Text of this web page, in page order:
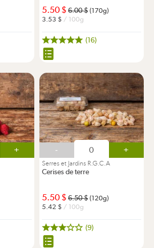
5.50 6.00
(170g)
3.53
/ 100g
(16)
+ - +
Serres et Jardins R.G.C.A
Cerises de terre
5.50 6.50
(120g)
5.42
/ 100g
(9)